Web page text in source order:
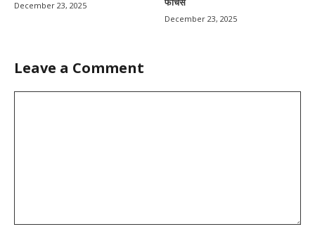
December 23, 2025
December 23, 2025
Leave a Comment